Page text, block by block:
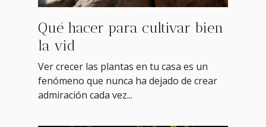
Qué hacer para cultivar bien
la vid
Ver crecer las plantas en tu casa es un
fenómeno que nunca ha dejado de crear
admiración cada vez...